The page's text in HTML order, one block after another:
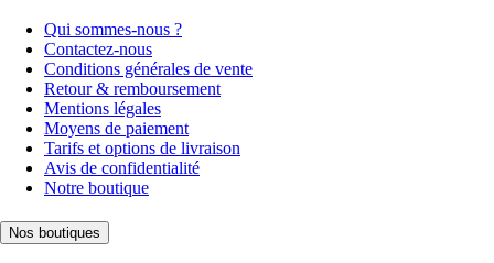
Qui sommes-nous ?
Contactez-nous
Conditions générales de vente
Retour & remboursement
Mentions légales
Moyens de paiement
Tarifs et options de livraison
Avis de confidentialité
Notre boutique
Nos boutiques